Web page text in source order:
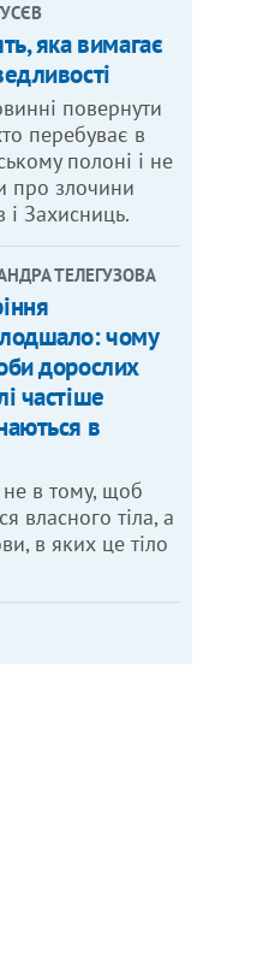
яка вимагає
повернути
перебуває в
полоні і не
про злочини
і Захисниць.
ТЕЛЕГУЗОВА
чому
дорослих
частіше
в
в тому, щоб
власного тіла, а
в яких це тіло